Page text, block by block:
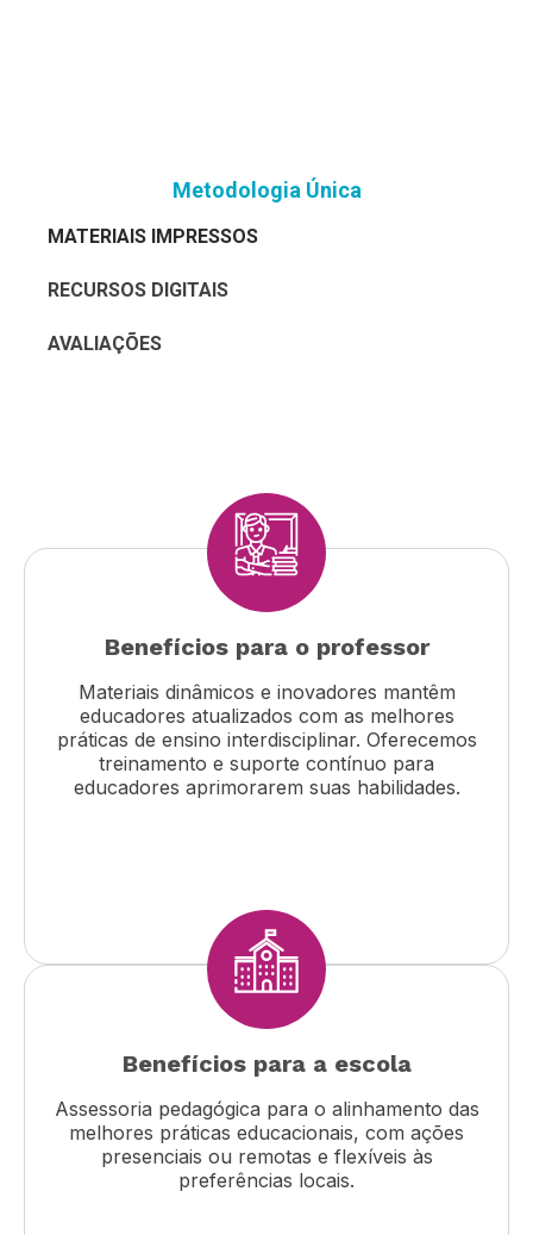
Metodologia Única
MATERIAIS IMPRESSOS
RECURSOS DIGITAIS
AVALIAÇÕES
Benefícios para o professor
Materiais dinâmicos e inovadores mantêm
educadores atualizados com as melhores
práticas de ensino interdisciplinar. Oferecemos
treinamento e suporte contínuo para
educadores aprimorarem suas habilidades.
Benefícios para a escola
Assessoria pedagógica para o alinhamento das
melhores práticas educacionais, com ações
presenciais ou remotas e flexíveis às
preferências locais.